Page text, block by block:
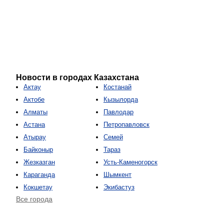
Новости в городах Казахстана
Актау
Актобе
Алматы
Астана
Атырау
Байконыр
Жезказган
Караганда
Кокшетау
Костанай
Кызылорда
Павлодар
Петропавловск
Семей
Тараз
Усть-Каменогорск
Шымкент
Экибастуз
Все города